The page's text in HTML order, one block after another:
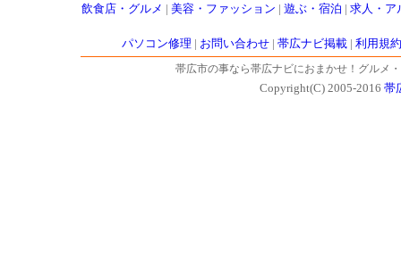
飲食店・グルメ 美容・ファッション 遊ぶ・宿泊 求人・ア
パソコン修理 お問い合わせ| 帯広ナビ掲載| 利用規約
帯広市の事なら帯広ナビにおまかせ！グルメ
Copyright(C) 2005-2016 帯